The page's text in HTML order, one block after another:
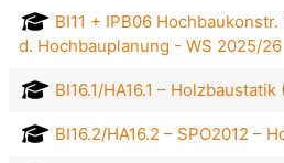
BI11 + IPB06 Hochbaukonstr.
d. Hochbauplanung - WS 2025/26
BI16.1/HA16.1 –
BI16.2/HA16.2 – SPO2012 –